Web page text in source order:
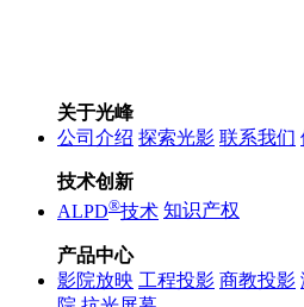
关于光峰
公司介绍 探索光影 联系我们
技术创新
ALPD®技术 知识产权
产品中心
影院放映 工程投影 商教投影